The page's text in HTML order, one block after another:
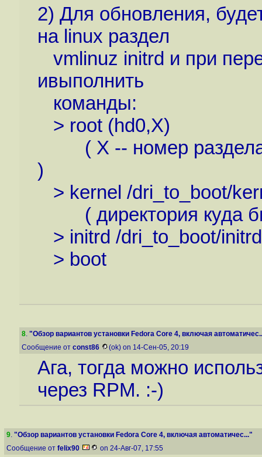
2) Для обновления,
на linux раздел
vmlinuz initrd и при
ивыполнить
команды:
> root (hd0,X)
( Х -- номер раздела
)
> kernel /dri_to_boot/
( директория куда
> initrd /dri_to_boot/
> boot
8. "Обзор вариантов установки Fedora Core 4, включая
Сообщение от const86 (ok) on 14-Сен-05, 20:19
Ага, тогда можно
через RPM. :-)
9. "Обзор вариантов установки Fedora Core 4, включая автоматичес..."
Сообщение от felix90 on 24-Авг-07, 17:55